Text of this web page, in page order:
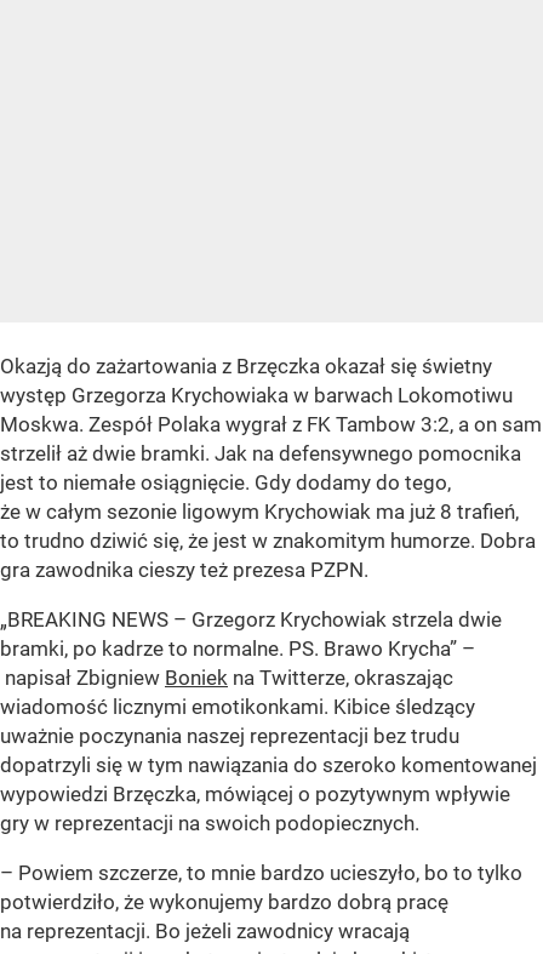
Okazją do zażartowania z Brzęczka okazał się świetny
występ Grzegorza Krychowiaka w barwach Lokomotiwu
Moskwa. Zespół Polaka wygrał z FK Tambow 3:2, a on sam
strzelił aż dwie bramki. Jak na defensywnego pomocnika
jest to niemałe osiągnięcie. Gdy dodamy do tego,
że w całym sezonie ligowym Krychowiak ma już 8 trafień,
to trudno dziwić się, że jest w znakomitym humorze. Dobra
gra zawodnika cieszy też prezesa PZPN.
„BREAKING NEWS – Grzegorz Krychowiak strzela dwie
bramki, po kadrze to normalne. PS. Brawo Krycha” –
napisał Zbigniew Boniek na Twitterze, okraszając
wiadomość licznymi emotikonkami. Kibice śledzący
uważnie poczynania naszej reprezentacji bez trudu
dopatrzyli się w tym nawiązania do szeroko komentowanej
wypowiedzi Brzęczka, mówiącej o pozytywnym wpływie
gry w reprezentacji na swoich podopiecznych.
– Powiem szczerze, to mnie bardzo ucieszyło, bo to tylko
potwierdziło, że wykonujemy bardzo dobrą pracę
na reprezentacji. Bo jeżeli zawodnicy wracają